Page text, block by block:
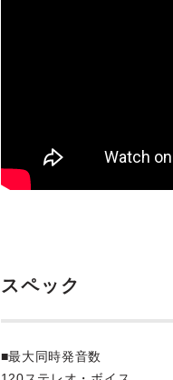
スペック
■最大同時発音数